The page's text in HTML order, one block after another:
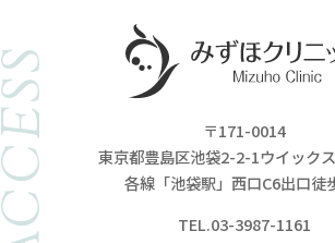
〒171-0014
東京都豊島区池袋2-2-1ウイック
各線「池袋駅」西口C6出口徒
TEL.03-3987-1161